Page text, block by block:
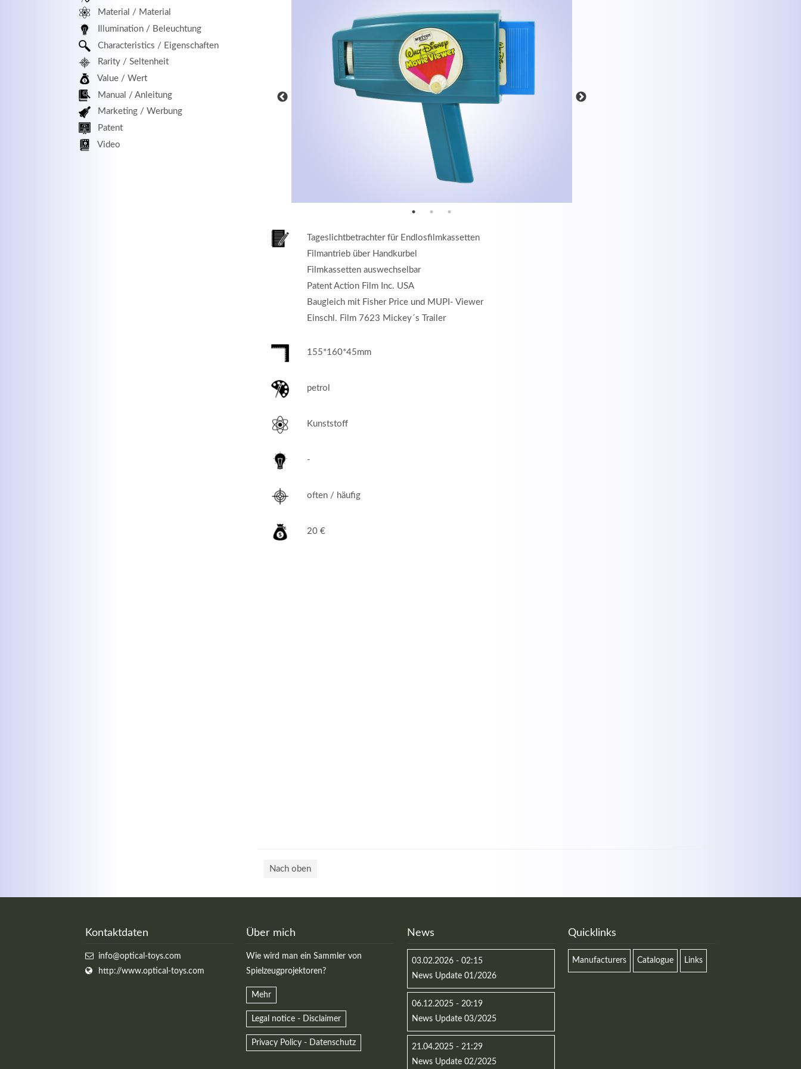
Tageslichtbetrachter für Endlosfilmkassetten
Filmantrieb über Handkurbel
Filmkassetten auswechselbar
Patent Action Film Inc. USA
Baugleich mit Fisher Price und MUPI- Viewer
Einschl. Film 7623 Mickey´s Trailer
155*160*45mm
petrol
Kunststoff
-
often / häufig
20 €
Nach oben
Material / Material
Illumination / Beleuchtung
Characteristics / Eigenschaften
Rarity / Seltenheit
Value / Wert
Manual / Anleitung
Marketing / Werbung
Patent
Video
Kontaktdaten
info@optical-toys.com
http://www.optical-toys.com
Über mich
Wie wird man ein Sammler von
Spielzeugprojektoren?
Mehr
Legal notice - Disclaimer
Privacy Policy - Datenschutz
News
03.02.2026 - 02:15
News Update 01/2026
06.12.2025 - 20:19
News Update 03/2025
21.04.2025 - 21:29
News Update 02/2025
Quicklinks
Manufacturers Catalogue Links
MEHR INFOS MEHR INFOS
Kontaktdaten Registrieren